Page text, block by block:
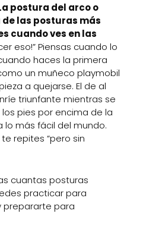
postura del arco o
de las posturas más
cuando ves en las
eso!” Piensas cuando lo
haces la primera
un muñeco playmobil
a quejarse. El de al
triunfante mientras se
pies por encima de la
lo más fácil del mundo.
repites “pero sin
cuantas posturas
practicar para
prepararte para